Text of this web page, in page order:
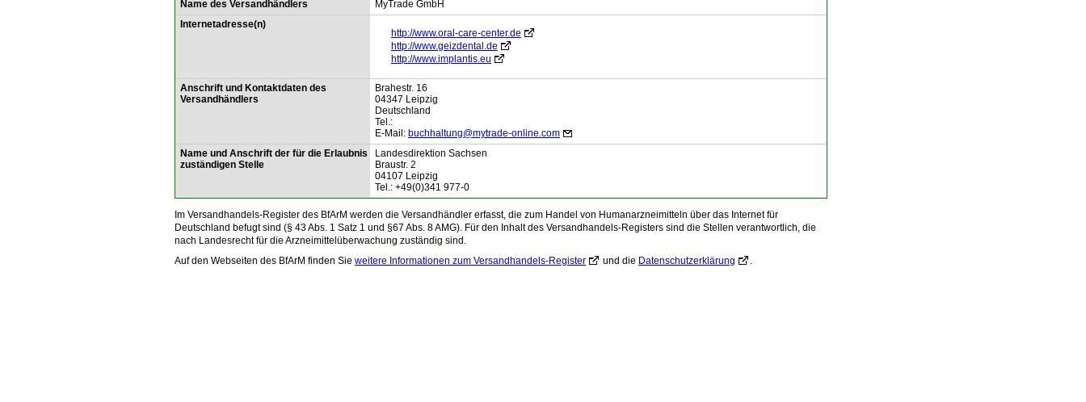
Name des Versandhändlers
MyTrade GmbH
Internetadresse(n)
http://www.oral-care-center.de
http://www.geizdental.de
http://www.implantis.eu
Anschrift und Kontaktdaten des
Versandhändlers
Brahestr. 16
04347 Leipzig
Deutschland
Tel.:
E-Mail: buchhaltung@mytrade-online.com
Name und Anschrift der für die Erlaubnis
zuständigen Stelle
Landesdirektion Sachsen
Braustr. 2
04107 Leipzig
Tel.: +49(0)341 977-0
Im Versandhandels-Register des BfArM werden die Versandhändler erfasst, die zum Handel von Humanarzneimitteln über das Internet für
Deutschland befugt sind (§ 43 Abs. 1 Satz 1 und §67 Abs. 8 AMG). Für den Inhalt des Versandhandels-Registers sind die Stellen verantwortlich, die
nach Landesrecht für die Arzneimittelüberwachung zuständig sind.
Auf den Webseiten des BfArM finden Sie weitere Informationen zum Versandhandels-Register und die Datenschutzerklärung .